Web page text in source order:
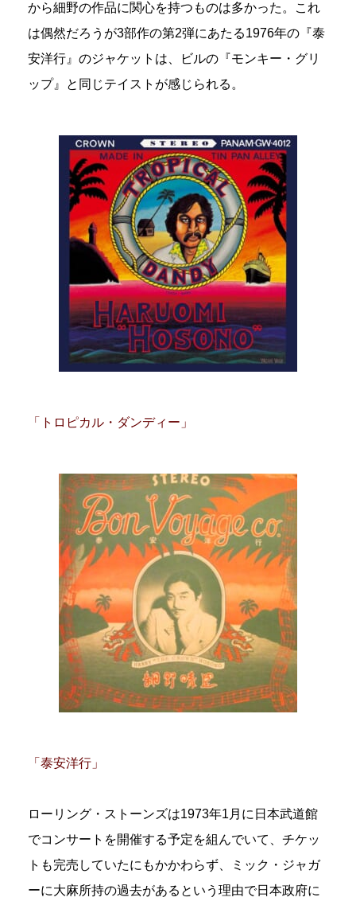
から細野の作品に関心を持つものは多かった。これ
は偶然だろうが3部作の第2弾にあたる1976年の『泰
安洋行』のジャケットは、ビルの『モンキー・グリ
ップ』と同じテイストが感じられる。
「トロピカル・ダンディー」
「泰安洋行」
ローリング・ストーンズは1973年1月に日本武道館
でコンサートを開催する予定を組んでいて、チケッ
トも完売していたにもかかわらず、ミック・ジャガ
ーに大麻所持の過去があるという理由で日本政府に